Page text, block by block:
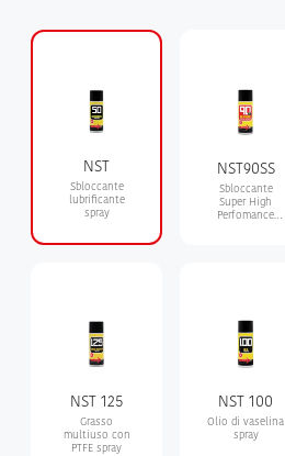
NST
Sbloccante
lubrificante
spray
NST90SS
Sbloccante
Super High
Perfomance
NST 125
Grasso
multiuso con
PTFE spray
NST 100
Olio di vaselina
spray